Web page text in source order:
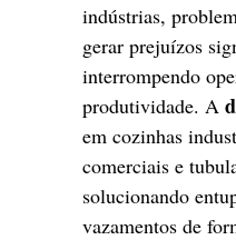
indústrias,
gerar prejuízos
interrompendo
produtividade. A
em cozinhas
comerciais e
solucionando
vazamentos de